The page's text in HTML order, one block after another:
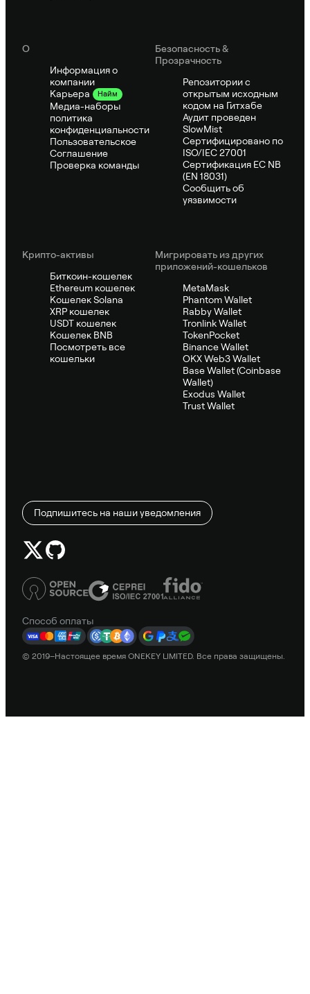
О
Информация о
компании
Карьера
Найм
Медиа-наборы
политика
конфиденциальности
Пользовательское
Соглашение
Проверка команды
Безопасность &
Прозрачность
Репозитории с
открытым исходным
кодом на Гитхабе
Аудит проведен
SlowMist
Сертифицировано по
ISO/IEC 27001
Сертификация ЕС NB
(EN 18031)
Сообщить об
уязвимости
Крипто-активы
Биткоин-кошелек
Ethereum кошелек
Кошелек Solana
XRP кошелек
USDT кошелек
Кошелек BNB
Посмотреть все
кошельки
Мигрировать из других
приложений-кошельков
MetaMask
Phantom Wallet
Rabby Wallet
Tronlink Wallet
TokenPocket
Binance Wallet
OKX Web3 Wallet
Base Wallet (Coinbase
Wallet)
Exodus Wallet
Trust Wallet
Подпишитесь на наши уведомления
Способ оплаты
© 2019–Настоящее время ONEKEY LIMITED. Все права защищены.